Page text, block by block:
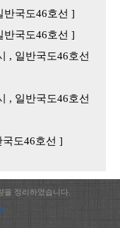
반국도46호선 ]
반국도46호선 ]
, 일반국도46호선
, 일반국도46호선
도46호선 ]
을 정리하였습니다.